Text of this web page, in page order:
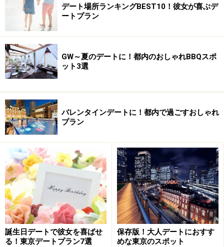
デート場所ランキングBEST10！彼女が喜ぶデ
ートプラン
GW～夏のデートに！都内のおしゃれBBQスポ
ット3選
バレンタインデートに！都内で過ごすおしゃれ
プラン
誕生日デートで彼女を喜ばせ
る！東京デートプラン7選
保存版！大人デートにおすす
めな東京のスポット